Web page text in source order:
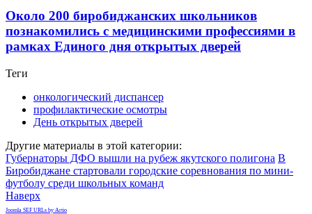
Около 200 биробиджанских школьников
познакомились с медицинскими профессиями в
рамках Единого дня открытых дверей
Теги
онкологический диспансер
профилактические осмотры
День открытых дверей
Другие материалы в этой категории:
Губернаторы ДФО вышли на рубеж якутского полигона В
Биробиджане стартовали городские соревнования по мини-
футболу среди школьных команд
Наверх
Joomla SEF URLs by Artio